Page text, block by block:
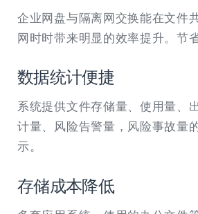
企业网盘与隔离网交换能在文件
网时时带来明显的效率提升。节
数据统计便捷
系统提供文件存储量、使用量、
计量、风险告警量，风险事故量
示。
存储成本降低